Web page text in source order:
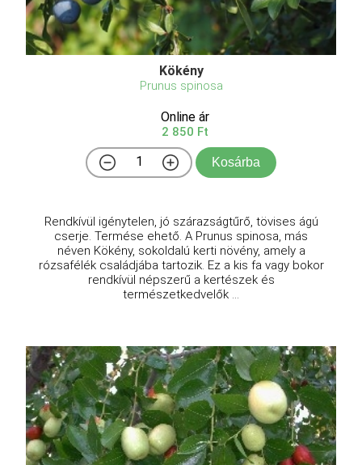
Kökény
Prunus spinosa
Online ár
2 850 Ft
Kosárba
Rendkívül igénytelen, jó szárazságtűrő, tövises ágú
cserje. Termése ehető. A Prunus spinosa, más
néven Kökény, sokoldalú kerti növény, amely a
rózsafélék családjába tartozik. Ez a kis fa vagy bokor
rendkívül népszerű a kertészek és
természetkedvelők ...